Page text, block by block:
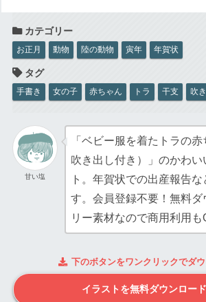
お正月 動物 陸の動物 寅年 年賀状
手書き 女の子 赤ちゃん トラ 干支 吹
甘い塩
「ベビー服を着たトラの
吹き出し付き）」のかわい
ト。年賀状での出産報告
す。会員登録不要！無料ダ
リー素材なので商用利用も
下のボタンをワンクリックでダウ
イラストを無料ダウンロー